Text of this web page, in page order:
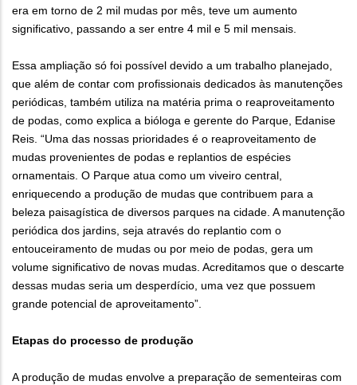
era em torno de 2 mil mudas por mês, teve um aumento
significativo, passando a ser entre 4 mil e 5 mil mensais.
Essa ampliação só foi possível devido a um trabalho planejado,
que além de contar com profissionais dedicados às manutenções
periódicas, também utiliza na matéria prima o reaproveitamento
de podas, como explica a bióloga e gerente do Parque, Edanise
Reis. “Uma das nossas prioridades é o reaproveitamento de
mudas provenientes de podas e replantios de espécies
ornamentais. O Parque atua como um viveiro central,
enriquecendo a produção de mudas que contribuem para a
beleza paisagística de diversos parques na cidade. A manutenção
periódica dos jardins, seja através do replantio com o
entouceiramento de mudas ou por meio de podas, gera um
volume significativo de novas mudas. Acreditamos que o descarte
dessas mudas seria um desperdício, uma vez que possuem
grande potencial de aproveitamento”.
Etapas do processo de produção
A produção de mudas envolve a preparação de sementeiras com